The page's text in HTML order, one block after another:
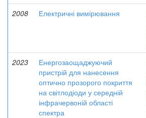
2008
Електричні вимірювання
2023
Енергозаощаджуючий
пристрій для нанесення
оптично прозорого покриття
на світлодіоди у середній
інфрачервоній області
спектра